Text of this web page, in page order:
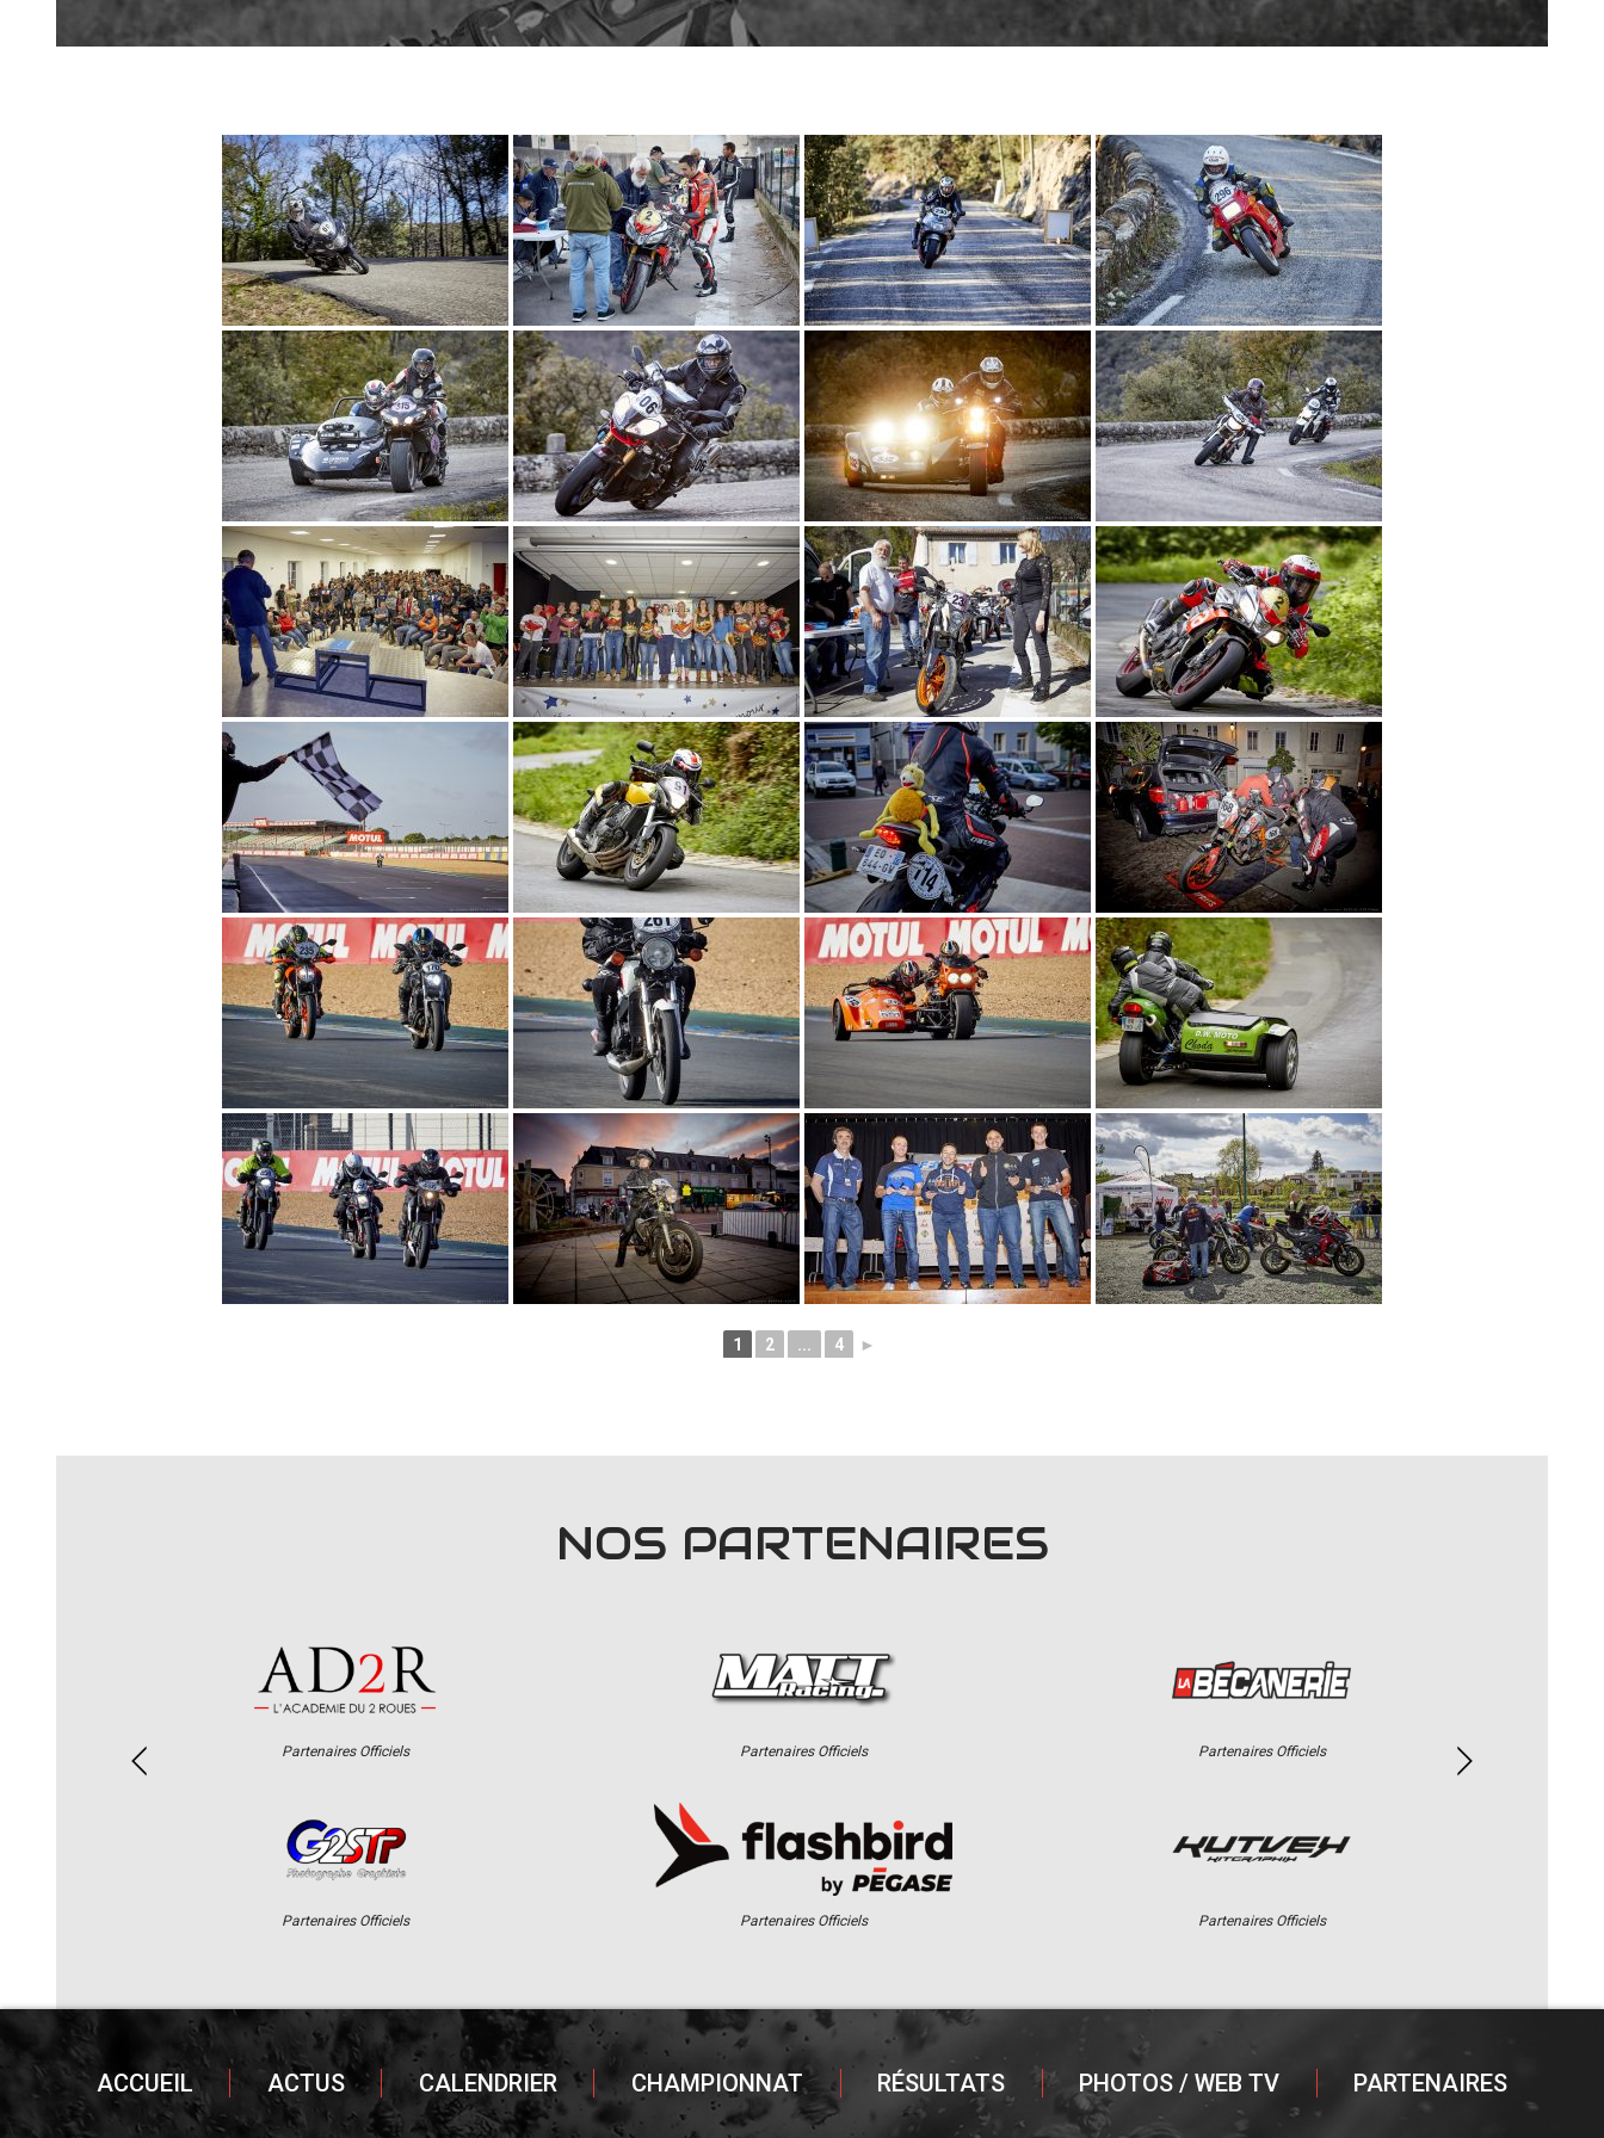
1 2 ... 4 ►
NOS PARTENAIRES
Partenaires Officiels
Partenaires Officiels
Partenaires Officiels
Partenaires Officiels
Partenaires Officiels
Partenaires Officiels
ACCUEIL ACTUS CALENDRIER CHAMPIONNAT RÉSULTATS PHOTOS / WEB TV PARTENAIRES